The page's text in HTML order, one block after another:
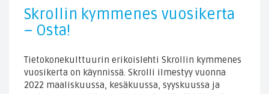
Skrollin kymmenes vuosikerta
– Osta!
Tietokonekulttuurin erikoislehti Skrollin kymmenes
vuosikerta on käynnissä. Skrolli ilmestyy vuonna
2022 maaliskuussa, kesäkuussa, syyskuussa ja